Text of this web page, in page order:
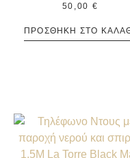
50,00 €
ΠΡΟΣΘΉΚΗ ΣΤΟ